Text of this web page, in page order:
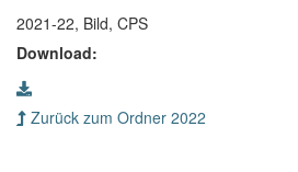
2021-22, Bild, CPS
Download:
Zurück zum Ordner 2022